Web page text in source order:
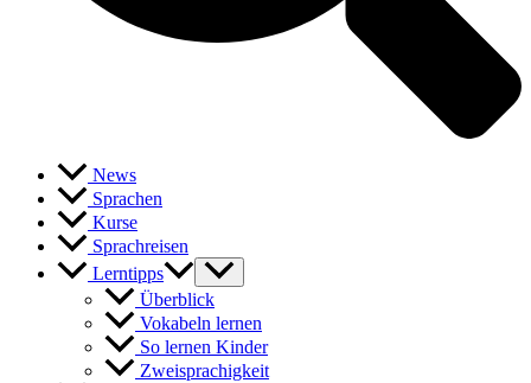
News
Sprachen
Kurse
Sprachreisen
Lerntipps
Überblick
Vokabeln lernen
So lernen Kinder
Zweisprachigkeit